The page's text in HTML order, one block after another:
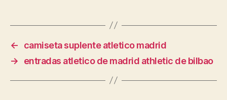
←
camiseta suplente atletico madrid
→
entradas atletico de madrid athletic de bilbao